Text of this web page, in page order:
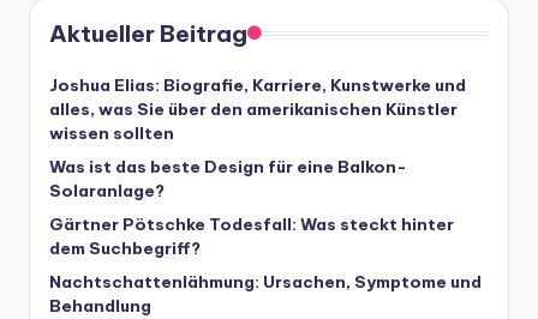
Aktueller Beitrag
Joshua Elias: Biografie, Karriere, Kunstwerke und
alles, was Sie über den amerikanischen Künstler
wissen sollten
Was ist das beste Design für eine Balkon-
Solaranlage?
Gärtner Pötschke Todesfall: Was steckt hinter
dem Suchbegriff?
Nachtschattenlähmung: Ursachen, Symptome und
Behandlung